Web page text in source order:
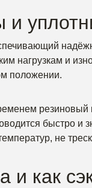
нагрузкам и
положении.
резиновый
быстро
не
и как